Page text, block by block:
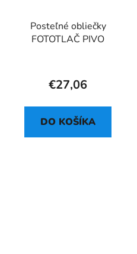
Posteľné obliečky
FOTOTLAČ PIVO
€27,06
DO KOŠÍKA